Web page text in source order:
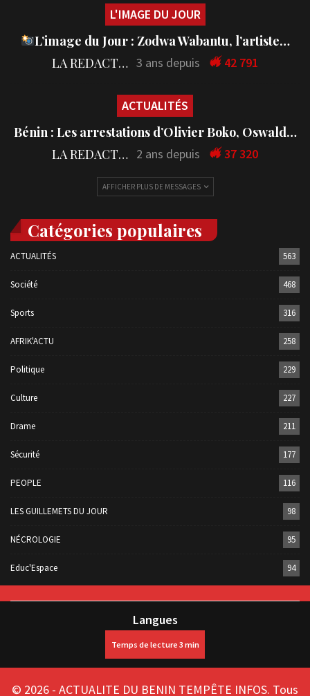
L'IMAGE DU JOUR
L’image du Jour : Zodwa Wabantu, l’artiste…
LA REDACTION 3 ans depuis 42 791
ACTUALITÉS
Bénin : Les arrestations d’Olivier Boko, Oswald…
LA REDACTION 2 ans depuis 37 320
AFFICHER PLUS DE MESSAGES
Catégories populaires
ACTUALITÉS 563
Société 468
Sports 316
AFRIK'ACTU 258
Politique 229
Culture 227
Drame 211
Sécurité 177
PEOPLE 116
LES GUILLEMETS DU JOUR 98
NÉCROLOGIE 95
Educ'Espace 94
Langues
© 2026 - ACTUALITE DU BENIN TEMPÊTE INFOS. Tous